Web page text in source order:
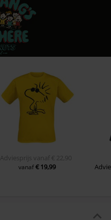
Adviesprijs vanaf € 22,90
vanaf€ 19,99